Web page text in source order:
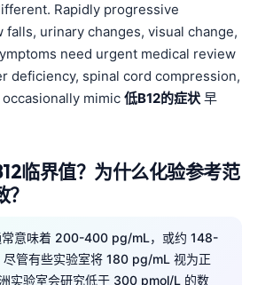
Rapidly progressive
falls, urinary changes, visual change,
need urgent medical review
deficiency, spinal cord compression,
mimic 低B12的症状 早
临界值？为什么化验参考范
常意味着 200-400 pg/mL，或约 148-
管有些实验室将 180 pg/mL 视为正
实验室会研究低于 300 pmol/L 的数